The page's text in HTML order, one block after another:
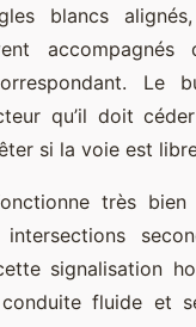
blancs
Le
qu’il doit
si la voie est
très
signalisation
conduite fluide et